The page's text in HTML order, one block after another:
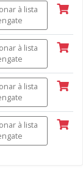
à lista
à lista
à lista
à lista